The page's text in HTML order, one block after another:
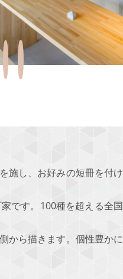
施し、お好みの短冊を付け
です。100種を超える全国
から描きます。個性豊かに